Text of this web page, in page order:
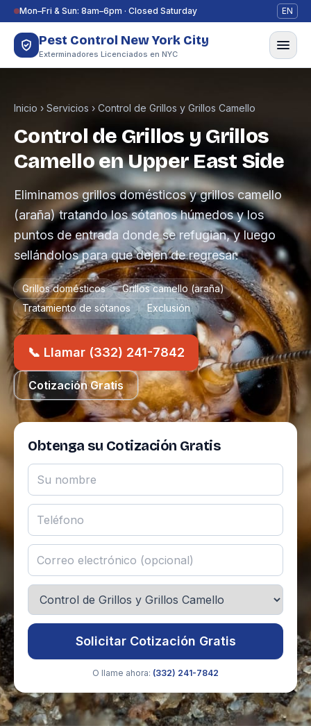
Saltar al contenido
Mon–Fri & Sun: 8am–6pm · Closed Saturday EN
Pest Control New York City
Exterminadores Licenciados en NYC
Inicio › Servicios › Control de Grillos y Grillos Camello
Control de Grillos y Grillos
Camello en Upper East Side
Eliminamos grillos domésticos y grillos camello
(araña) tratando los sótanos húmedos y los
puntos de entrada donde se refugian, y luego
sellándolos para que dejen de regresar.
Grillos domésticos
Grillos camello (araña)
Tratamiento de sótanos
Exclusión
📞 Llamar (332) 241-7842
Cotización Gratis
Obtenga su Cotización Gratis
Solicitar Cotización Gratis
O llame ahora: (332) 241-7842